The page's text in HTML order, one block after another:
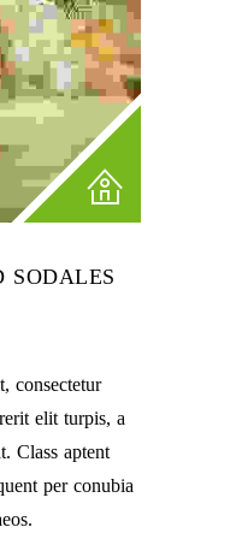
consectetur
elit turpis, a
Class aptent
per conubia